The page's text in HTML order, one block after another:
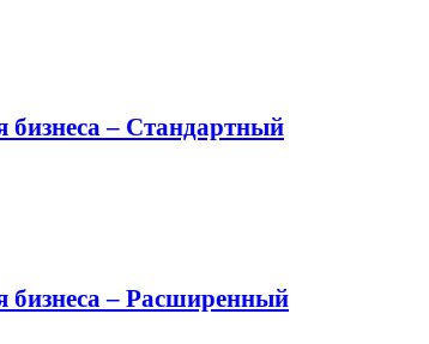
– Стандартный
бизнеса – Расширенный